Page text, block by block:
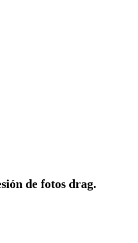
de fotos drag.